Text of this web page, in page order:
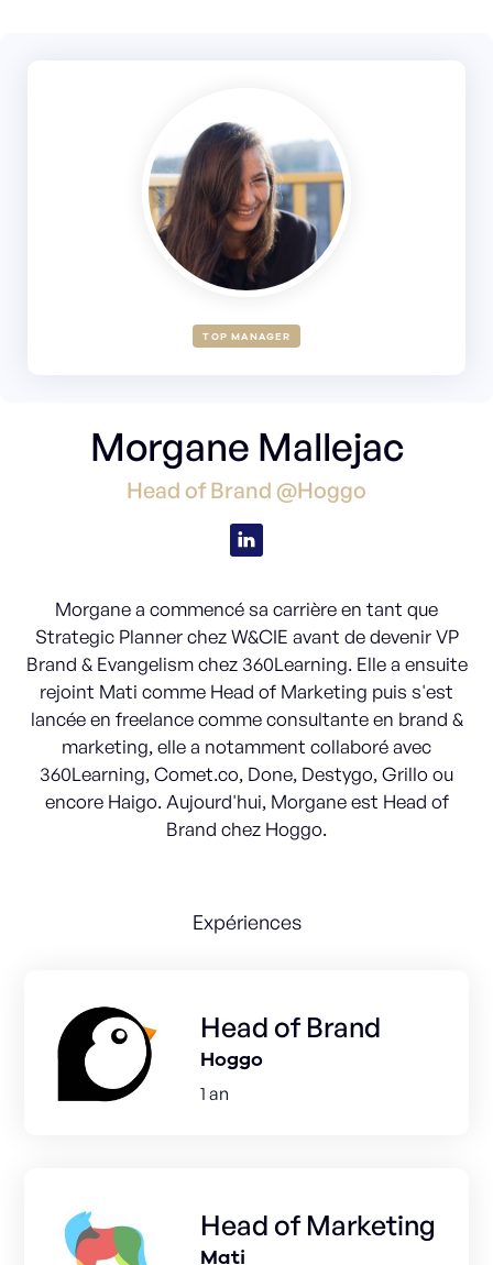
TOP MANAGER
Morgane Mallejac
Head of Brand @Hoggo
Morgane a commencé sa carrière en tant que
Strategic Planner chez W&CIE avant de devenir VP
Brand & Evangelism chez 360Learning. Elle a ensuite
rejoint Mati comme Head of Marketing puis s'est
lancée en freelance comme consultante en brand &
marketing, elle a notamment collaboré avec
360Learning, Comet.co, Done, Destygo, Grillo ou
encore Haigo. Aujourd'hui, Morgane est Head of
Brand chez Hoggo.
Expériences
Head of Brand
Hoggo
1 an
Head of Marketing
Mati